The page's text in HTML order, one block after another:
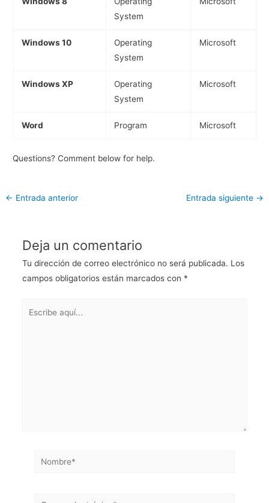
System
Windows 10
Operating
System
Microsoft
Windows XP
Operating
System
Microsoft
Word Program Microsoft
Questions? Comment below for help.
← Entrada anterior Entrada siguiente →
Deja un comentario
Tu dirección de correo electrónico no será publicada. Los
campos obligatorios están marcados con *
Nombre*
Correo